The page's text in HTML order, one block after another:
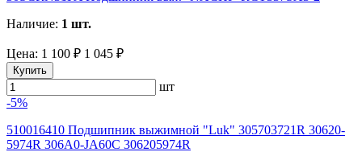
Наличие: 1 шт.
Цена: 1 100 ₽ 1 045 ₽
Купить
шт
-5%
510016410 Подшипник выжимной "Luk" 305703721R 30620-
5974R 306A0-JA60C 306205974R